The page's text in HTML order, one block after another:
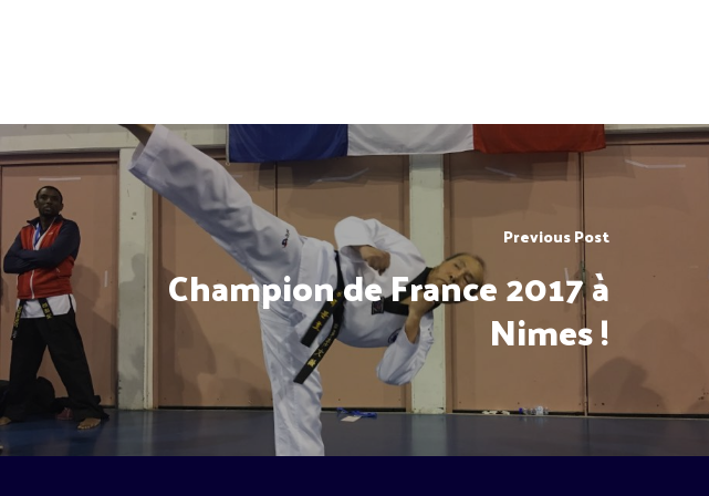
Previous Post
Champion de France 2017 à
Nimes !